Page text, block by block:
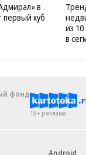
в
куб
из
в
фонд
18+ реклама